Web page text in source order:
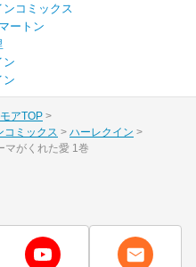
コミックス
ートン
ン
ン
アTOP
コミックス
ハーレクイン
マがくれた愛 1巻